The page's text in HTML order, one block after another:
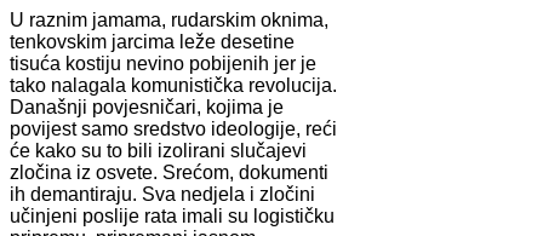
U raznim jamama, rudarskim oknima,
tenkovskim jarcima leže desetine
tisuća kostiju nevino pobijenih jer je
tako nalagala komunistička revolucija.
Današnji povjesničari, kojima je
povijest samo sredstvo ideologije, reći
će kako su to bili izolirani slučajevi
zločina iz osvete. Srećom, dokumenti
ih demantiraju. Sva nedjela i zločini
učinjeni poslije rata imali su logističku